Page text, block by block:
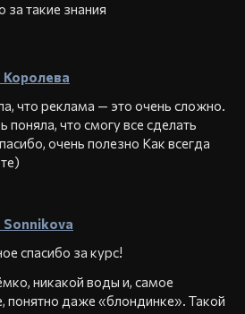
за такие знания
Королева
что реклама — это очень сложно.
поняла, что смогу все сделать
очень полезно Как всегда
Sonnikova
спасибо за курс!
никакой воды и, самое
понятно даже «блондинке». Такой